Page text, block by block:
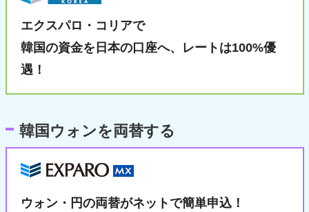
エクスパロ・コリアで
韓国の資金を日本の口座へ、
レートは100%優
遇！
韓国ウォンを両替する
ウォン・円の両替がネットで簡単申込！